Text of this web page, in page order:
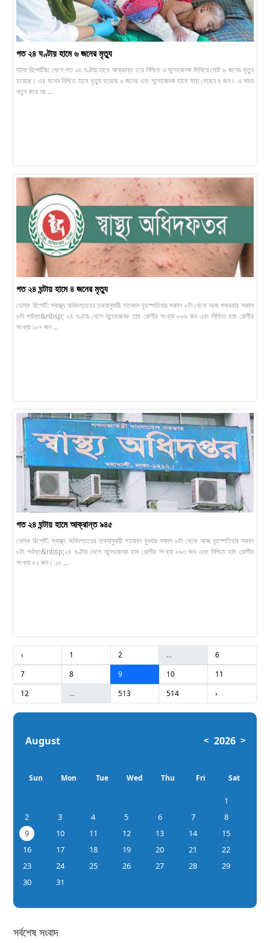
গত ২৪ ঘণ্টায় হামে ৬ জনের মৃত্যু
স্টাফ রিপোর্টার: দেশে গত ২৪ ঘণ্টায় হামে আক্রান্ত হয়ে নিশ্চিত ও সন্দেহজনক মিলিয়ে মোট ৬ জনের মৃত্যু
হয়েছে। এর মধ্যে নিশ্চিত হামে মৃত্যু হয়েছে ৬ জনের এবং সন্দেহজনক হামে মারা গেছেন ৪ জন। এ সময়
নতুন করে আ ...
গত ২৪ ঘন্টায় হামে ৪ জনের মৃত্যু
ডেস্ক রিপোর্ট: স্বাস্থ্য অধিদপ্তরের তথ্যানুযায়ী গতকাল বৃহস্পতিবার সকাল ৮টা থেকে আজ শুক্রবার সকাল
৮টা পর্যন্ত&nbsp; ২৪ ঘণ্টায় দেশে সন্দেহজনক হাম রোগীর সংখ্যা ৮৬৯ জন এবং নিশ্চিত হাম রোগীর
সংখ্যা ১০৭ জন ...
গত ২৪ ঘন্টায় হামে আক্রান্ত ৯৪৫
ডেস্ক রিপোর্ট: স্বাস্থ্য অধিদপ্তরের তথ্যানুযায়ী গতকাল বুধবার সকাল ৮টা থেকে আজ বৃহস্পতিবার সকাল
৮টা পর্যন্ত&nbsp;২৪ ঘণ্টায় দেশে সন্দেহজনক হাম রোগীর সংখ্যা ৮৯৩ জন এবং নিশ্চিত হাম রোগীর
সংখ্যা ৫২ জন। ১৫ ...
‹ 1 2 ...
6
7
8 9 10
11
12
... 513 514 ›
August < 2026 >
Sun Mon Tue Wed Thu Fri Sat
1
2
3 4 5 6 7
8
9
10 11 12 13 14
15
16
17 18 19 20 21
22
23
24 25 26 27 28
29
30
31
সর্বশেষ সংবাদ